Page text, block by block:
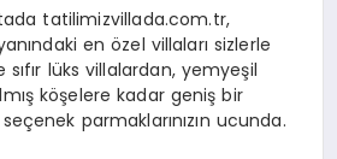
tatilimizvillada.com.tr,
en özel villaları sizlerle
lüks villalardan, yemyeşil
köşelere kadar geniş bir
parmaklarınızın ucunda.